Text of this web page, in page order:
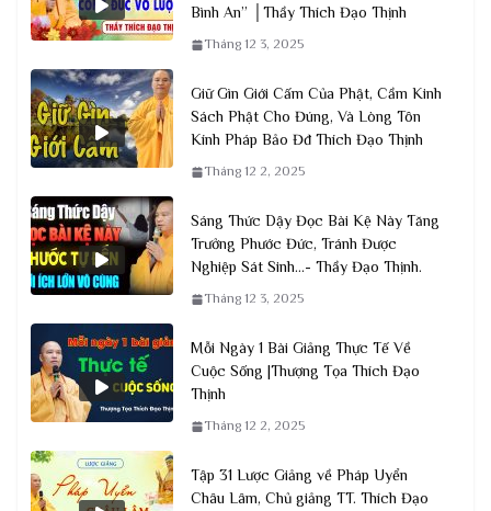
Bình An” │Thầy Thích Đạo Thịnh
Tháng 12 3, 2025
Giữ Gìn Giới Cấm Của Phật, Cầm Kinh
Sách Phật Cho Đúng, Và Lòng Tôn
Kính Pháp Bảo Đđ Thích Đạo Thịnh
Tháng 12 2, 2025
Sáng Thức Dậy Đọc Bài Kệ Này Tăng
Trưởng Phước Đức, Tránh Được
Nghiệp Sát Sinh…- Thầy Đạo Thịnh.
Tháng 12 3, 2025
Mỗi Ngày 1 Bài Giảng Thực Tế Về
Cuộc Sống |Thượng Tọa Thích Đạo
Thịnh
Tháng 12 2, 2025
Tập 31 Lược Giảng về Pháp Uyển
Châu Lâm, Chủ giảng TT. Thích Đạo